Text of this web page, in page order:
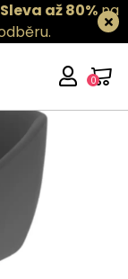
Sleva až 80%na
0